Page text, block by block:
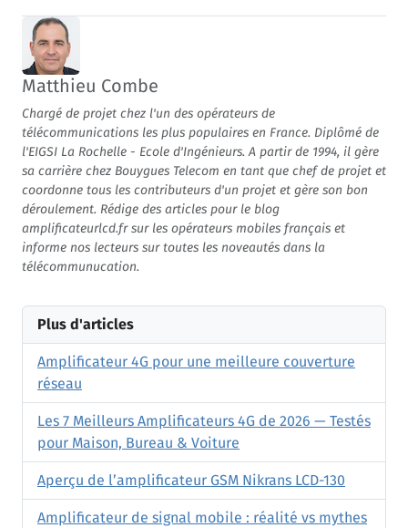
Matthieu Combe
Chargé de projet chez l'un des opérateurs de
télécommunications les plus populaires en France. Diplômé de
l'EIGSI La Rochelle - Ecole d'Ingénieurs. A partir de 1994, il gère
sa carrière chez Bouygues Telecom en tant que chef de projet et
coordonne tous les contributeurs d'un projet et gère son bon
déroulement. Rédige des articles pour le blog
amplificateurlcd.fr sur les opérateurs mobiles français et
informe nos lecteurs sur toutes les noveautés dans la
télécommunucation.
Plus d'articles
Amplificateur 4G pour une meilleure couverture
réseau
Les 7 Meilleurs Amplificateurs 4G de 2026 — Testés
pour Maison, Bureau & Voiture
Aperçu de l’amplificateur GSM Nikrans LCD-130
Amplificateur de signal mobile : réalité vs mythes